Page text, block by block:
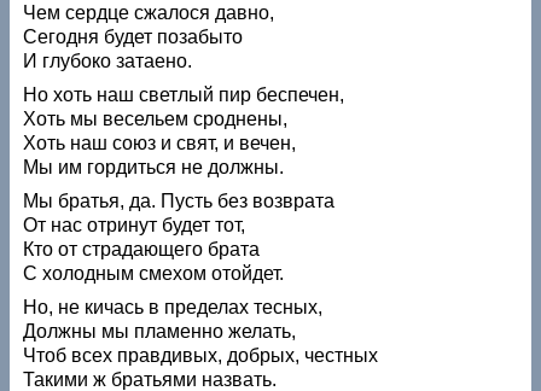
Чем сердце сжалося давно,
Сегодня будет позабыто
И глубоко затаено.
Но хоть наш светлый пир беспечен,
Хоть мы весельем сроднены,
Хоть наш союз и свят, и вечен,
Мы им гордиться не должны.
Мы братья, да. Пусть без возврата
От нас отринут будет тот,
Кто от страдающего брата
С холодным смехом отойдет.
Но, не кичась в пределах тесных,
Должны мы пламенно желать,
Чтоб всех правдивых, добрых, честных
Такими ж братьями назвать.